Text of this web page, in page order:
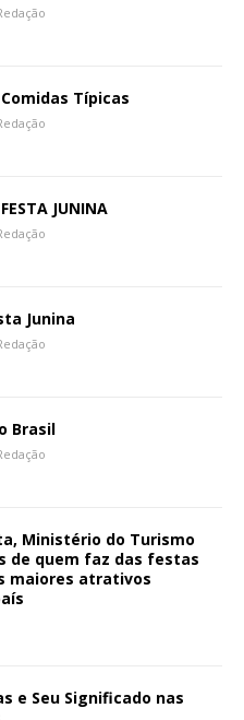
Típicas
JUNINA
Junina
Brasil
Ministério do Turismo
de quem faz das festas
maiores atrativos
e Seu Significado nas